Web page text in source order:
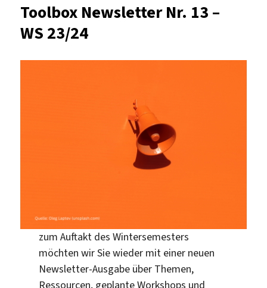
Toolbox Newsletter Nr. 13 –
WS 23/24
zum Auftakt des Wintersemesters
möchten wir Sie wieder mit einer neuen
Newsletter-Ausgabe über Themen,
Ressourcen, geplante Workshops und